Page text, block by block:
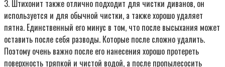
3. Штихонит также отлично подходит для чистки диванов, он
используется и для обычной чистки, а также хорошо удаляет
пятна. Единственный его минус в том, что после высыхания может
оставить после себя разводы. Которые после сложно удалить.
Поэтому очень важно после его нанесения хорошо протереть
поверхность тряпкой и чистой водой, а после пропылесосить